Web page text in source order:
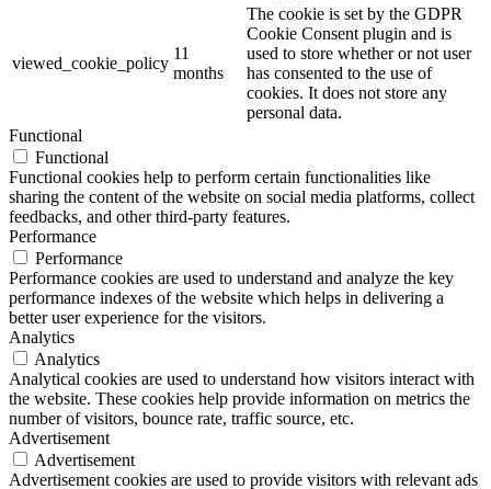
viewed_cookie_policy
11
months
The cookie is set by the GDPR
Cookie Consent plugin and is
used to store whether or not user
has consented to the use of
cookies. It does not store any
personal data.
Functional
Functional
Functional cookies help to perform certain functionalities like
sharing the content of the website on social media platforms, collect
feedbacks, and other third-party features.
Performance
Performance
Performance cookies are used to understand and analyze the key
performance indexes of the website which helps in delivering a
better user experience for the visitors.
Analytics
Analytics
Analytical cookies are used to understand how visitors interact with
the website. These cookies help provide information on metrics the
number of visitors, bounce rate, traffic source, etc.
Advertisement
Advertisement
Advertisement cookies are used to provide visitors with relevant ads